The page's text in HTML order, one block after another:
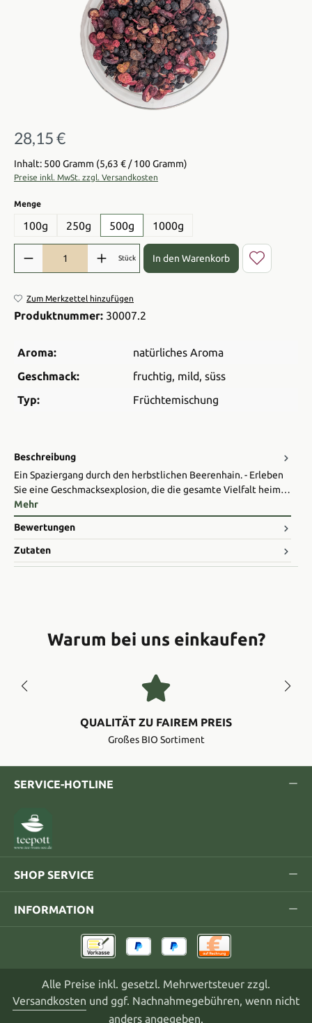
Regulärer Preis:
28,15 €
Inhalt: 500 Gramm (5,63 € / 100 Gramm)
Preise inkl. MwSt. zzgl. Versandkosten
Mengeauswählen
100g 250g 500g 1000g
Produkt Anzahl: Gib den gewünschten Wert ein oder benutze die
Stück In den Warenkorb
Zum Merkzettel hinzufügen
Produktnummer: 30007.2
Aroma:
natürliches Aroma
Geschmack:
fruchtig, mild, süss
Typ:
Früchtemischung
Beschreibung
Ein Spaziergang durch den herbstlichen Beerenhain. - ​Erleben
Sie eine Geschmacksexplosion, die die gesamte Vielfalt heim…
Mehr
Bewertungen
Zutaten
Warum bei uns einkaufen?
QUALITÄT ZU FAIREM PREIS
Großes BIO Sortiment
SERVICE-HOTLINE
SHOP SERVICE
INFORMATION
Alle Preise inkl. gesetzl. Mehrwertsteuer zzgl.
Versandkosten und ggf. Nachnahmegebühren, wenn nicht
anders angegeben.